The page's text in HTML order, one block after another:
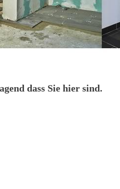
dass Sie hier sind.